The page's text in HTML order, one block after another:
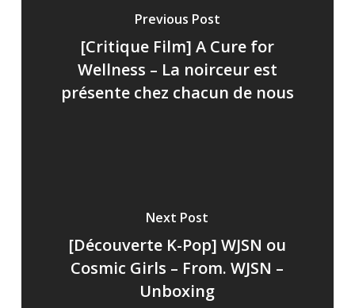
Previous Post
[Critique Film] A Cure for
Wellness – La noirceur est
présente chez chacun de nous
Next Post
[Découverte K-Pop] WJSN ou
Cosmic Girls – From. WJSN –
Unboxing